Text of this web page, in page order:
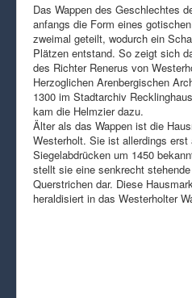
Das Wappen des Geschlechtes
anfangs die Form eines
zweimal geteilt, wodurch ein
Plätzen entstand. So zeigt sich
des Richter Renerus von
Herzoglichen Arenbergischen
1300 im Stadtarchiv
kam die Helmzier dazu.
Älter als das Wappen ist die
Westerholt. Sie ist allerdings erst
Siegelabdrücken um 1450
stellt sie eine senkrecht
Querstrichen dar. Diese
heraldisiert in das Westerholter